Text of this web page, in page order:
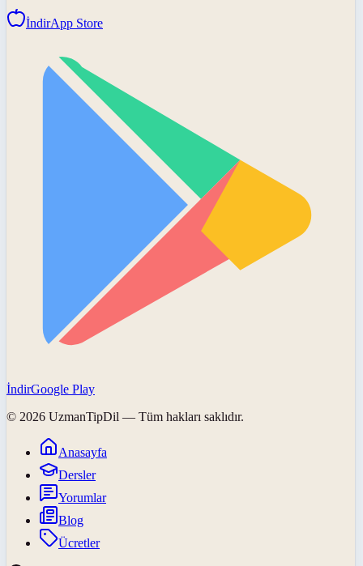
İndirApp Store
İndirGoogle Play
© 2026 UzmanTipDil — Tüm hakları saklıdır.
Anasayfa
Dersler
Yorumlar
Blog
Ücretler